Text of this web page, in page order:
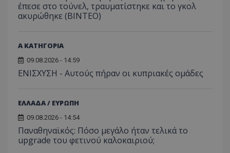
έπεσε στο τούνελ, τραυματίστηκε και το γκολ
ακυρώθηκε (BINTEO)
Α ΚΑΤΗΓΟΡΙΑ
09.08.2026 - 14:59
ΕΝΙΣΧΥΣΗ - Αυτούς πήραν οι κυπριακές ομάδες
ΕΛΛΑΔΑ / ΕΥΡΩΠΗ
09.08.2026 - 14:54
Παναθηναϊκός: Πόσο μεγάλο ήταν τελικά το
upgrade του φετινού καλοκαιριού;